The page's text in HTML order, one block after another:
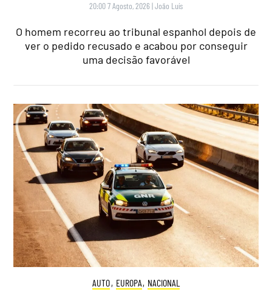
20:00 7 Agosto, 2026 |João Luís
O homem recorreu ao tribunal espanhol depois de
ver o pedido recusado e acabou por conseguir
uma decisão favorável
AUTO, EUROPA, NACIONAL